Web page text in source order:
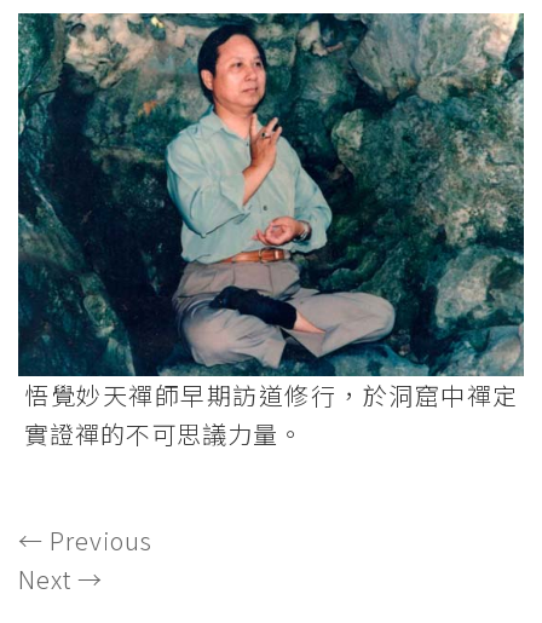
悟覺妙天禪師早期訪道修行，於洞窟中禪定
實證禪的不可思議力量。
← Previous
Next →